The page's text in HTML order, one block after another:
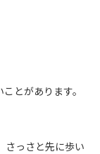
とがあります。
さっさと先に歩い